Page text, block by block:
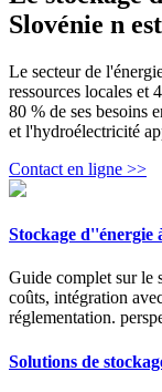
Slovénie n
Le secteur de
ressources locales et
80 % de ses besoins
et l'hydroélectricité
Contact en ligne >>
Stockage d''énergie
Guide complet sur le
coûts, intégration
réglementation.
Solutions de